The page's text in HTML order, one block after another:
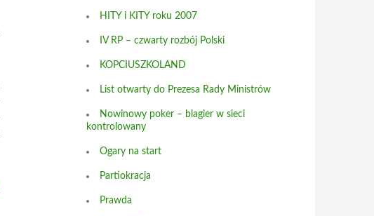
HITY i KITY roku 2007
IV RP – czwarty rozbój Polski
KOPCIUSZKOLAND
List otwarty do Prezesa Rady Ministrów
Nowinowy poker – blagier w sieci
kontrolowany
Ogary na start
Partiokracja
Prawda